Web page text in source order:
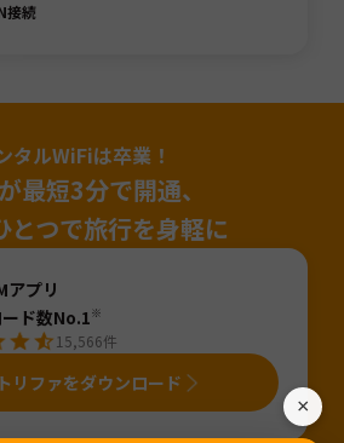
接続
タルWiFiは卒業！
最短3分で開通、
とつで旅行を身軽に
アプリ
ド数No.1※
15,566件
リファをダウンロード
×